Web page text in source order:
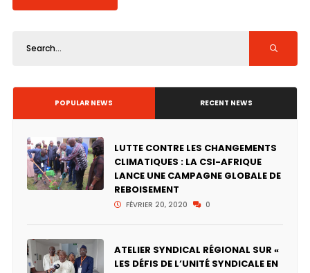
POPULAR NEWS RECENT NEWS
LUTTE CONTRE LES CHANGEMENTS
CLIMATIQUES : LA CSI-AFRIQUE
LANCE UNE CAMPAGNE GLOBALE DE
REBOISEMENT
FÉVRIER 20, 2020 0
ATELIER SYNDICAL RÉGIONAL SUR «
LES DÉFIS DE L’UNITÉ SYNDICALE EN